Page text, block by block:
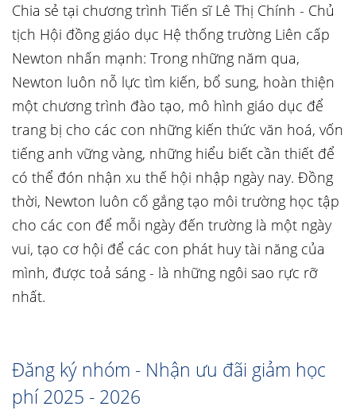
Chia sẻ tại chương trình Tiến sĩ Lê Thị Chính - Chủ
tịch Hội đồng giáo dục Hệ thống trường Liên cấp
Newton nhấn mạnh: Trong những năm qua,
Newton luôn nỗ lực tìm kiến, bổ sung, hoàn thiện
một chương trình đào tạo, mô hình giáo dục để
trang bị cho các con những kiến thức văn hoá, vốn
tiếng anh vững vàng, những hiểu biết cần thiết để
có thể đón nhận xu thế hội nhập ngày nay. Đồng
thời, Newton luôn cố gắng tạo môi trường học tập
cho các con để mỗi ngày đến trường là một ngày
vui, tạo cơ hội để các con phát huy tài năng của
mình, được toả sáng - là những ngôi sao rực rỡ
nhất.
Đăng ký nhóm - Nhận ưu đãi giảm học
phí 2025 - 2026